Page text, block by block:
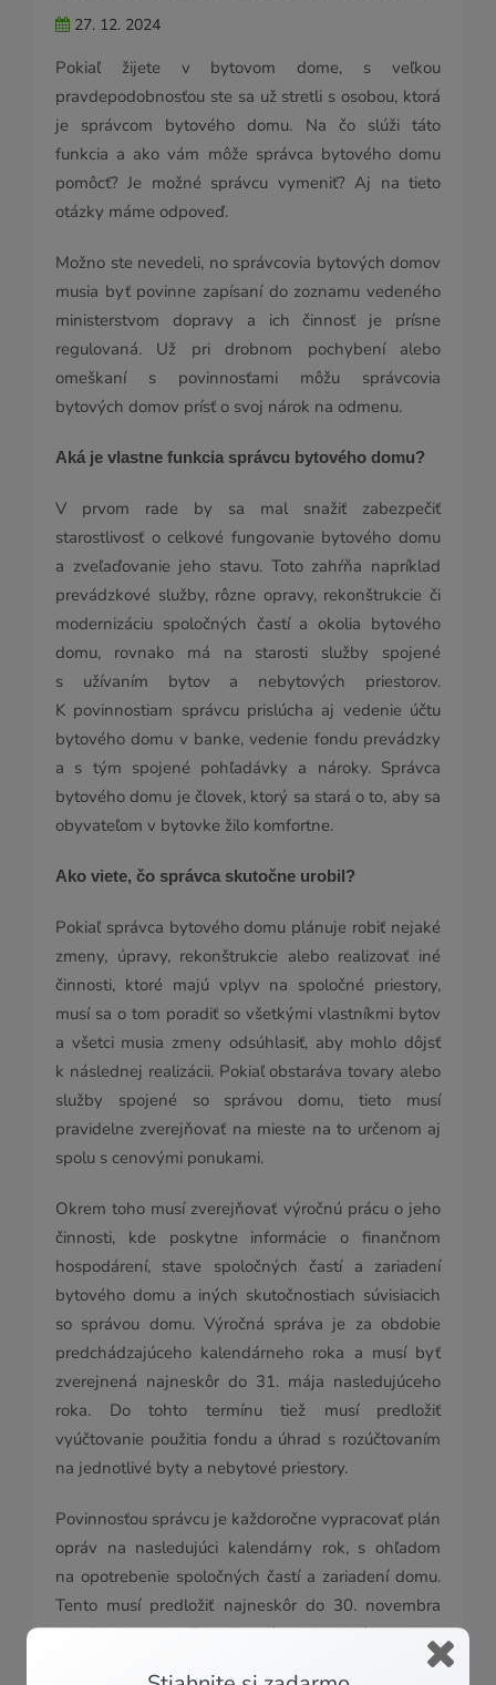
27. 12. 2024
Pokiaľ žijete v bytovom dome, s veľkou
pravdepodobnosťou ste sa už stretli s osobou, ktorá
je správcom bytového domu. Na čo slúži táto
funkcia a ako vám môže správca bytového domu
pomôcť? Je možné správcu vymeniť? Aj na tieto
otázky máme odpoveď.
Možno ste nevedeli, no správcovia bytových domov
musia byť povinne zapísaní do zoznamu vedeného
ministerstvom dopravy a ich činnosť je prísne
regulovaná. Už pri drobnom pochybení alebo
omeškaní s povinnosťami môžu správcovia
bytových domov prísť o svoj nárok na odmenu.
Aká je vlastne funkcia správcu bytového domu?
V prvom rade by sa mal snažiť zabezpečiť
starostlivosť o celkové fungovanie bytového domu
a zveľaďovanie jeho stavu. Toto zahŕňa napríklad
prevádzkové služby, rôzne opravy, rekonštrukcie či
modernizáciu spoločných častí a okolia bytového
domu, rovnako má na starosti služby spojené
s užívaním bytov a nebytových priestorov.
K povinnostiam správcu prislúcha aj vedenie účtu
bytového domu v banke, vedenie fondu prevádzky
a s tým spojené pohľadávky a nároky. Správca
bytového domu je človek, ktorý sa stará o to, aby sa
obyvateľom v bytovke žilo komfortne.
Ako viete, čo správca skutočne urobil?
Pokiaľ správca bytového domu plánuje robiť nejaké
zmeny, úpravy, rekonštrukcie alebo realizovať iné
činnosti, ktoré majú vplyv na spoločné priestory,
musí sa o tom poradiť so všetkými vlastníkmi bytov
a všetci musia zmeny odsúhlasiť, aby mohlo dôjsť
k následnej realizácii. Pokiaľ obstaráva tovary alebo
služby spojené so správou domu, tieto musí
pravidelne zverejňovať na mieste na to určenom aj
spolu s cenovými ponukami.
Okrem toho musí zverejňovať výročnú prácu o jeho
činnosti, kde poskytne informácie o finančnom
hospodárení, stave spoločných častí a zariadení
bytového domu a iných skutočnostiach súvisiacich
so správou domu. Výročná správa je za obdobie
predchádzajúceho kalendárneho roka a musí byť
zverejnená najneskôr do 31. mája nasledujúceho
roka. Do tohto termínu tiež musí predložiť
vyúčtovanie použitia fondu a úhrad s rozúčtovaním
na jednotlivé byty a nebytové priestory.
Povinnosťou správcu je každoročne vypracovať plán
opráv na nasledujúci kalendárny rok, s ohľadom
na opotrebenie spoločných častí a zariadení domu.
Tento musí predložiť najneskôr do 30. novembra
aktuálneho roka. Pokiaľ správca nesplní jednu zo
svojich povinností v riadnom čase, nemá nárok